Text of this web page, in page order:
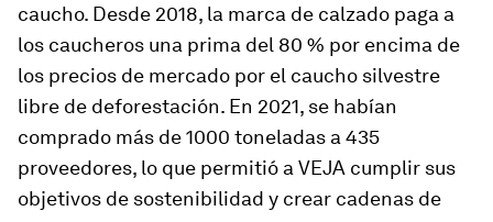
caucho. Desde 2018, la marca de calzado paga a
los caucheros una prima del 80 % por encima de
los precios de mercado por el caucho silvestre
libre de deforestación. En 2021, se habían
comprado más de 1000 toneladas a 435
proveedores, lo que permitió a VEJA cumplir sus
objetivos de sostenibilidad y crear cadenas de